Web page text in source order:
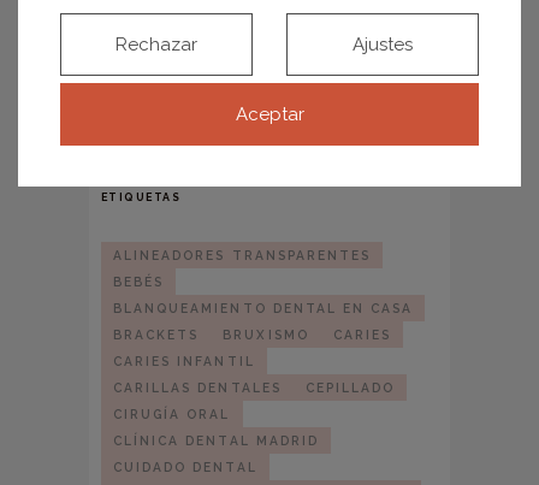
saber antes de empezar tu tratamiento
ETIQUETAS
ALINEADORES TRANSPARENTES
BEBÉS
BLANQUEAMIENTO DENTAL EN CASA
BRACKETS
BRUXISMO
CARIES
CARIES INFANTIL
CARILLAS DENTALES
CEPILLADO
CIRUGÍA ORAL
CLÍNICA DENTAL MADRID
CUIDADO DENTAL
Aceptar
Rechazar Ajustes